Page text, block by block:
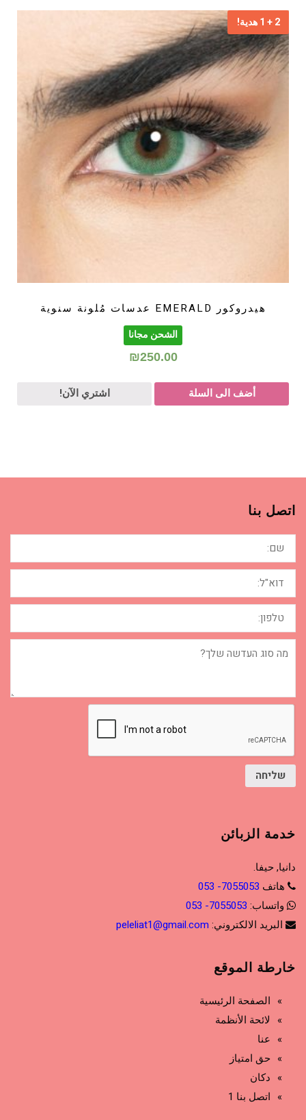
هيدروكور EMERALD عدسات مُلونة سنوية
الشحن مجانا
2 + 1 هدية!
₪250.00
أضف الى السلة اشتري الآن!
اتصل بنا
שם:
דוא"ל:
טלפון:
מה
סוג
שליחה
خدمة الزبائن
دانيا, حيفا.
هاتف 7055053- 053
واتساب: 7055053- 053
البريد الالكتروني: peleliat1@gmail.com
خارطة الموقع
الصفحة الرئيسية
لائحة الأنظمة
عنا
حق امتياز
دكان
اتصل بنا 1